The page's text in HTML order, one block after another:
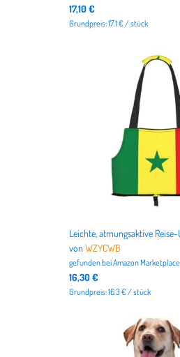
17,10 €
Grundpreis: 17.1 € / stück
vonWZYCWB
gefunden beiAmazon Marketplace
16,30 €
Grundpreis: 16.3 € / stück